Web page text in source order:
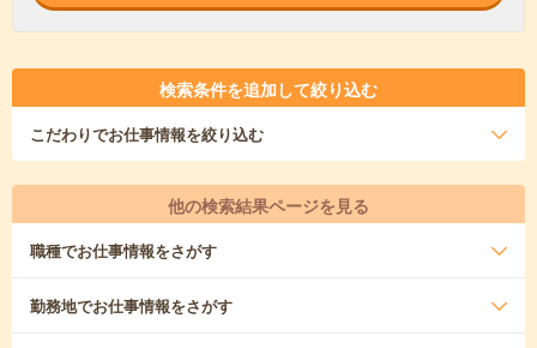
検索条件を追加して絞り込む
こだわりでお仕事情報を絞り込む
他の検索結果ページを見る
職種でお仕事情報をさがす
勤務地でお仕事情報をさがす